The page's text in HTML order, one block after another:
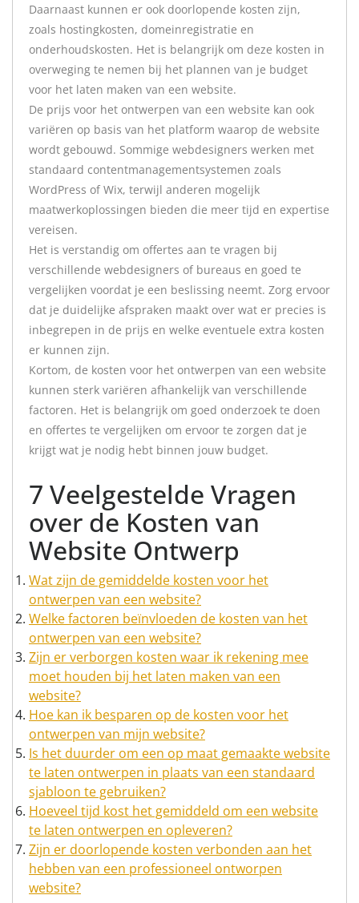
Daarnaast kunnen er ook doorlopende kosten zijn,
zoals hostingkosten, domeinregistratie en
onderhoudskosten. Het is belangrijk om deze kosten in
overweging te nemen bij het plannen van je budget
voor het laten maken van een website.
De prijs voor het ontwerpen van een website kan ook
variëren op basis van het platform waarop de website
wordt gebouwd. Sommige webdesigners werken met
standaard contentmanagementsystemen zoals
WordPress of Wix, terwijl anderen mogelijk
maatwerkoplossingen bieden die meer tijd en expertise
vereisen.
Het is verstandig om offertes aan te vragen bij
verschillende webdesigners of bureaus en goed te
vergelijken voordat je een beslissing neemt. Zorg ervoor
dat je duidelijke afspraken maakt over wat er precies is
inbegrepen in de prijs en welke eventuele extra kosten
er kunnen zijn.
Kortom, de kosten voor het ontwerpen van een website
kunnen sterk variëren afhankelijk van verschillende
factoren. Het is belangrijk om goed onderzoek te doen
en offertes te vergelijken om ervoor te zorgen dat je
krijgt wat je nodig hebt binnen jouw budget.
7 Veelgestelde Vragen
over de Kosten van
Website Ontwerp
Wat zijn de gemiddelde kosten voor het
ontwerpen van een website?
Welke factoren beïnvloeden de kosten van het
ontwerpen van een website?
Zijn er verborgen kosten waar ik rekening mee
moet houden bij het laten maken van een
website?
Hoe kan ik besparen op de kosten voor het
ontwerpen van mijn website?
Is het duurder om een op maat gemaakte website
te laten ontwerpen in plaats van een standaard
sjabloon te gebruiken?
Hoeveel tijd kost het gemiddeld om een ​​website
te laten ontwerpen en opleveren?
Zijn er doorlopende kosten verbonden aan het
hebben van een professioneel ontworpen
website?